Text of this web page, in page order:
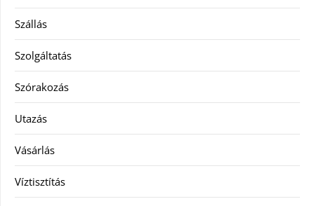
Szállás
Szolgáltatás
Szórakozás
Utazás
Vásárlás
Víztisztítás